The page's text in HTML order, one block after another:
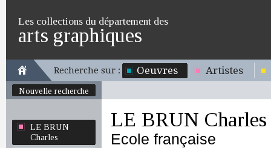
Les collections du département des
arts graphiques
Recherche sur : Oeuvres Artistes
Nouvelle recherche
LE BRUN
Charles
LE BRUN Charles
Ecole française